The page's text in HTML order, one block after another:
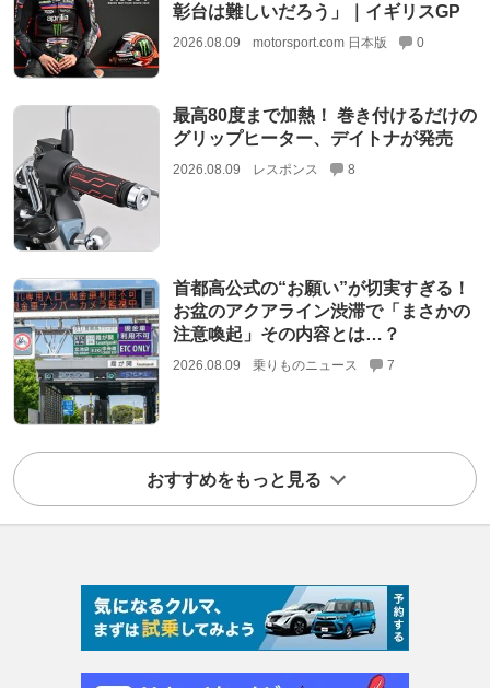
彰台は難しいだろう」｜イギリスGP
2026.08.09 motorsport.com 日本版 0
最高80度まで加熱！ 巻き付けるだけの
グリップヒーター、デイトナが発売
2026.08.09 レスポンス 8
首都高公式の“お願い”が切実すぎる！
お盆のアクアライン渋滞で「まさかの
注意喚起」その内容とは…？
2026.08.09 乗りものニュース 7
おすすめをもっと見る